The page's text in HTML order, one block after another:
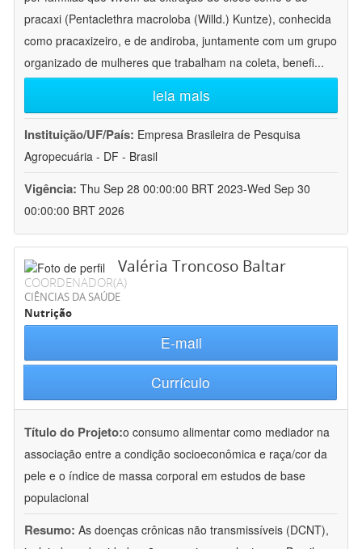
pracaxi (Pentaclethra macroloba (Willd.) Kuntze), conhecida
como pracaxizeiro, e de andiroba, juntamente com um grupo
organizado de mulheres que trabalham na coleta, benefi...
leia mais
Instituição/UF/País: Empresa Brasileira de Pesquisa
Agropecuária - DF - Brasil
Vigência: Thu Sep 28 00:00:00 BRT 2023-Wed Sep 30
00:00:00 BRT 2026
Valéria Troncoso Baltar
COORDENADOR(A)
CIÊNCIAS DA SAÚDE
Nutrição
E-mail
Currículo
Título do Projeto:o consumo alimentar como mediador na
associação entre a condição socioeconômica e raça/cor da
pele e o índice de massa corporal em estudos de base
populacional
Resumo: As doenças crônicas não transmissíveis (DCNT),